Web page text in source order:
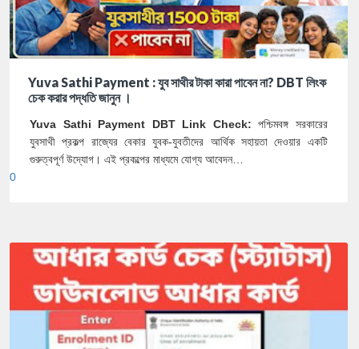
Yuva Sathi Payment : যুব সাথীর টাকা কারা পাবেন না? DBT লিংক
চেক করার পদ্ধতি জানুন ।
Yuva Sathi Payment DBT Link Check:পশ্চিমবঙ্গ সরকারের
যুবসাথী প্রকল্প রাজ্যের বেকার যুবক-যুবতীদের আর্থিক সহায়তা দেওয়ার একটি
গুরুত্বপূর্ণ উদ্যোগ। এই প্রকল্পের মাধ্যমে যোগ্য আবেদন…
0